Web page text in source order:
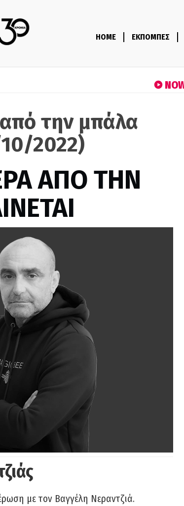
HOME ΕΚΠΟΜΠΕΣ
την μπάλα
2022)
ΑΠΟ ΤΗΝ
με τον Βαγγέλη Νεραντζιά.